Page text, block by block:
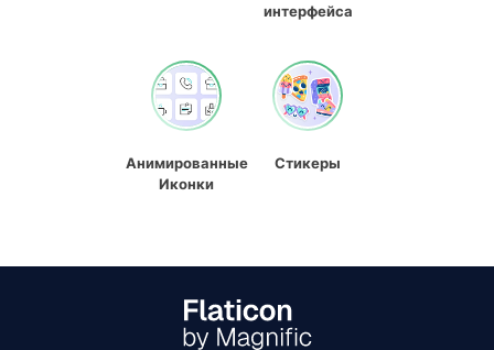
интерфейса
Анимированные
Иконки
Стикеры